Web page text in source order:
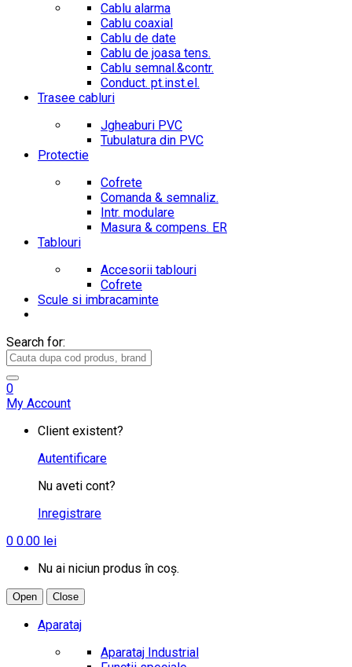
Cablu alarma
Cablu coaxial
Cablu de date
Cablu de joasa tens.
Cablu semnal.&contr.
Conduct. pt.inst.el.
Trasee cabluri
Jgheaburi PVC
Tubulatura din PVC
Protectie
Cofrete
Comanda & semnaliz.
Intr. modulare
Masura & compens. ER
Tablouri
Accesorii tablouri
Cofrete
Scule si imbracaminte
Search for:
0
My Account
Client existent?
Autentificare
Nu aveti cont?
Inregistrare
0 0.00 lei
Nu ai niciun produs în coș.
Open Close
Aparataj
Aparataj Industrial